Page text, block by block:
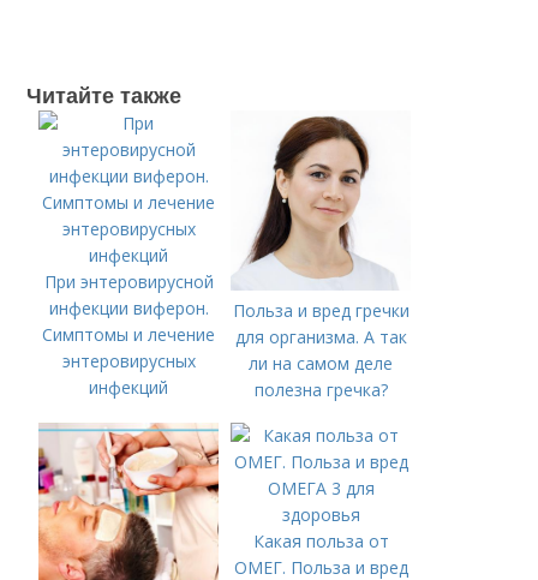
Читайте также
При энтеровирусной
инфекции виферон.
Симптомы и лечение
энтеровирусных
инфекций
Польза и вред гречки
для организма. А так
ли на самом деле
полезна гречка?
Какая польза от
ОМЕГ. Польза и вред